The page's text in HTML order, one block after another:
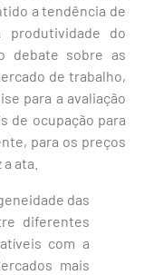
a tendência de
produtividade do
debate sobre as
de trabalho,
para a avaliação
de ocupação para
para os preços
ata.
das
diferentes
com a
mais